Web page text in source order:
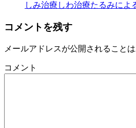
しみ治療 しわ治療たるみによ
コメントを残す
メールアドレスが公開されることは
コメント